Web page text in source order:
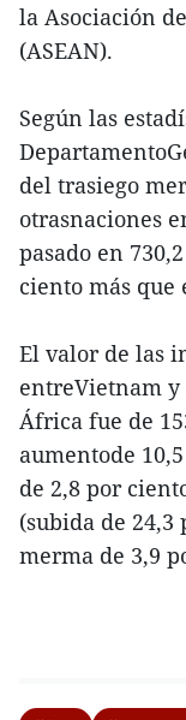
la Asociación
(ASEAN).
Según las
del trasiego
otrasnaciones
pasado en
ciento más que
El valor de las
entreVietnam y
África fue de
aumentode
de 2,8 por
(subida de
merma de 3,9